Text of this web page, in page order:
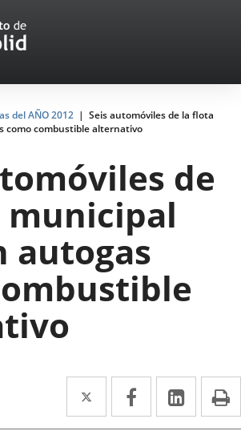
del AÑO 2012
Seis automóviles de la flota
como combustible alternativo
de
autogas
Twitter
Enlace
a
Facebook
Enlace
a
Enlace
a